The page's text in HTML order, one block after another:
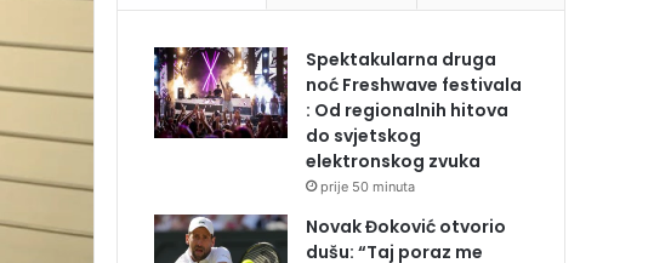
Spektakularna druga
noć Freshwave festivala
: Od regionalnih hitova
do svjetskog
elektronskog zvuka
prije 50 minuta
Novak Đoković otvorio
dušu: “Taj poraz me